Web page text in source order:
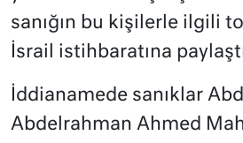
sanığın bu kişilerle ilgili
İsrail istihbaratına
İddianamede sanıklar
Abdelrahman Ahmed